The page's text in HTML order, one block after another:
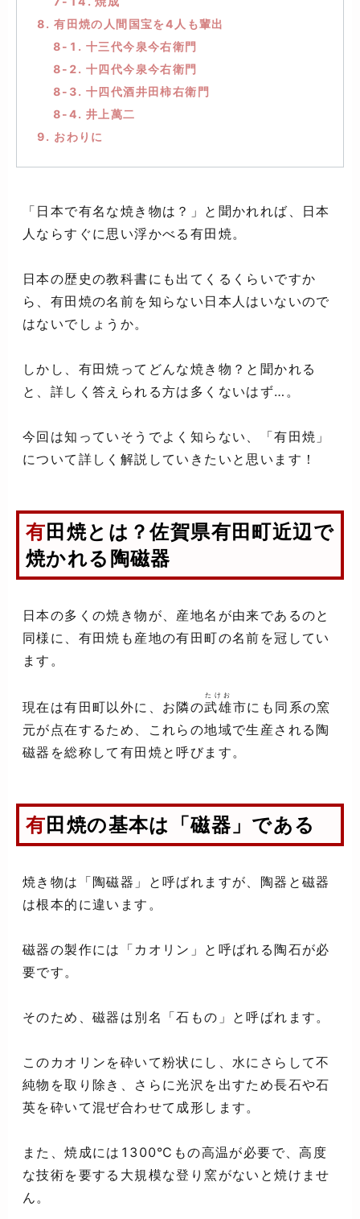
8. 有田焼の人間国宝を4人も輩出
8-1. 十三代今泉今右衛門
8-2. 十四代今泉今右衛門
8-3. 十四代酒井田柿右衛門
8-4. 井上萬二
9. おわりに
「日本で有名な焼き物は？」と聞かれれば、日本
人ならすぐに思い浮かべる有田焼。
日本の歴史の教科書にも出てくるくらいですか
ら、有田焼の名前を知らない日本人はいないので
はないでしょうか。
しかし、有田焼ってどんな焼き物？と聞かれる
と、詳しく答えられる方は多くないはず…。
今回は知っていそうでよく知らない、「有田焼」
について詳しく解説していきたいと思います！
有田焼とは？佐賀県有田町近辺で
焼かれる陶磁器
日本の多くの焼き物が、産地名が由来であるのと
同様に、有田焼も産地の有田町の名前を冠してい
ます。
現在は有田町以外に、お隣の武雄
たけお
市にも同系の窯
元が点在するため、これらの地域で生産される陶
磁器を総称して有田焼と呼びます。
有田焼の基本は「磁器」である
焼き物は「陶磁器」と呼ばれますが、陶器と磁器
は根本的に違います。
磁器の製作には「カオリン」と呼ばれる陶石が必
要です。
そのため、磁器は別名「石もの」と呼ばれます。
このカオリンを砕いて粉状にし、水にさらして不
純物を取り除き、さらに光沢を出すため長石や石
英を砕いて混ぜ合わせて成形します。
また、焼成には1300℃もの高温が必要で、高度
な技術を要する大規模な登り窯がないと焼けませ
ん。